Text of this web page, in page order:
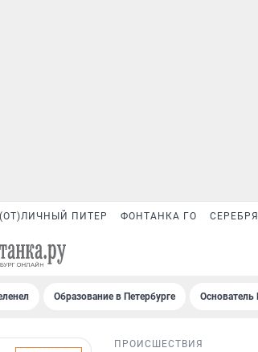
(ОТ)ЛИЧНЫЙ ПИТЕР ФОНТАНКА ГО
Образование в Петербурге Основатель
ПРОИСШЕСТВИЯ